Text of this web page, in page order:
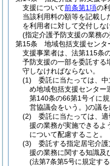
支援について前条第1項の
当該利用料の額等を記載し
を利用者に対して交付しな
(指定介護予防支援の業務
第15条
地域包括支援セン
支援事業者は、法第115条
予防支援の一部を委託する
守しなければならない。
(1)
委託に当たっては、
め地域包括支援センター
第140条の66第1号イに
営協議会をいう。)の議を
(2)
委託に当たっては、
援の業務が実施できるよ
について配慮すること。
(3)
委託する指定居宅介
援の業務に関する知識及
(法第7条第5号に規定す